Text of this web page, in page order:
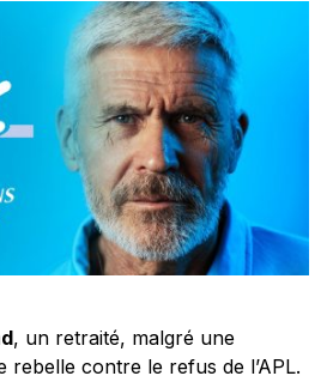
, un retraité, malgré une
rebelle contre le refus de l’APL.